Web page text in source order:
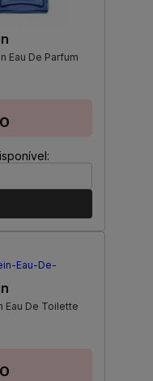
Eau De Parfum
Eau De Toilette